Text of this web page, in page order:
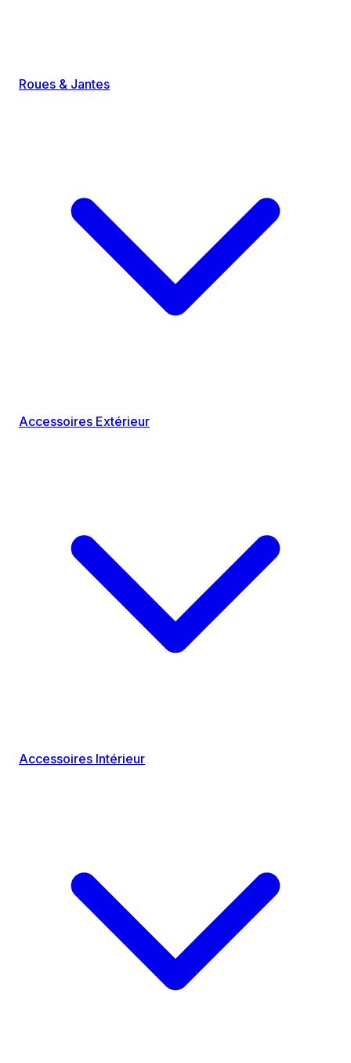
Roues & Jantes
Accessoires Extérieur
Accessoires Intérieur